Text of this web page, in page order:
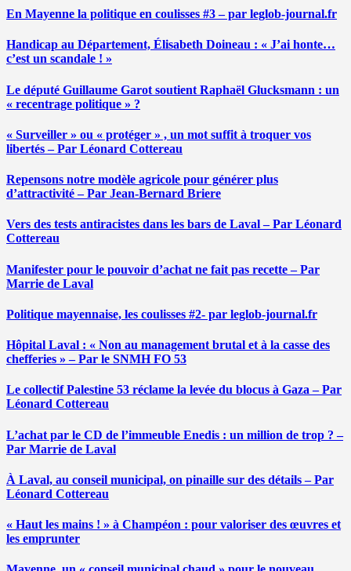
En Mayenne la politique en coulisses #3 – par leglob-journal.fr
Handicap au Département, Élisabeth Doineau : « J’ai honte…
c’est un scandale ! »
Le député Guillaume Garot soutient Raphaël Glucksmann : un
« recentrage politique » ?
« Surveiller » ou « protéger » , un mot suffit à troquer vos
libertés – Par Léonard Cottereau
Repensons notre modèle agricole pour générer plus
d’attractivité – Par Jean-Bernard Briere
Vers des tests antiracistes dans les bars de Laval – Par Léonard
Cottereau
Manifester pour le pouvoir d’achat ne fait pas recette – Par
Marrie de Laval
Politique mayennaise, les coulisses #2- par leglob-journal.fr
Hôpital Laval : « Non au management brutal et à la casse des
chefferies » – Par le SNMH FO 53
Le collectif Palestine 53 réclame la levée du blocus à Gaza – Par
Léonard Cottereau
L’achat par le CD de l’immeuble Enedis : un million de trop ? –
Par Marrie de Laval
À Laval, au conseil municipal, on pinaille sur des détails – Par
Léonard Cottereau
« Haut les mains ! » à Champéon : pour valoriser des œuvres et
les emprunter